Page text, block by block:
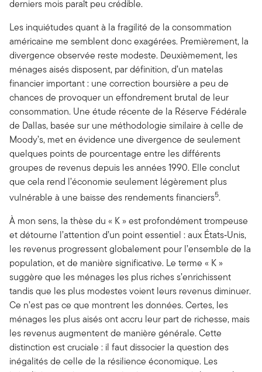
derniers mois paraît peu crédible.
Les inquiétudes quant à la fragilité de la consommation
américaine me semblent donc exagérées. Premièrement, la
divergence observée reste modeste. Deuxièmement, les
ménages aisés disposent, par définition, d’un matelas
financier important : une correction boursière a peu de
chances de provoquer un effondrement brutal de leur
consommation. Une étude récente de la Réserve Fédérale
de Dallas, basée sur une méthodologie similaire à celle de
Moody’s, met en évidence une divergence de seulement
quelques points de pourcentage entre les différents
groupes de revenus depuis les années 1990. Elle conclut
que cela rend l’économie seulement légèrement plus
vulnérable à une baisse des rendements financiers5.
À mon sens, la thèse du « K » est profondément trompeuse
et détourne l’attention d’un point essentiel : aux États‑Unis,
les revenus progressent globalement pour l’ensemble de la
population, et de manière significative. Le terme « K »
suggère que les ménages les plus riches s’enrichissent
tandis que les plus modestes voient leurs revenus diminuer.
Ce n’est pas ce que montrent les données. Certes, les
ménages les plus aisés ont accru leur part de richesse, mais
les revenus augmentent de manière générale. Cette
distinction est cruciale : il faut dissocier la question des
inégalités de celle de la résilience économique. Les